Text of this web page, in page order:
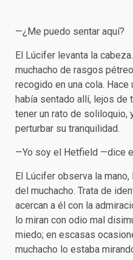
—¿Me puedo sentar aquí?
El Lúcifer levanta la
muchacho de rasgos
recogido en una cola.
había sentado allí, lejos de
tener un rato de soliloquio,
perturbar su tranquilidad.
—Yo soy el Hetfield —dice
El Lúcifer observa la
del muchacho. Trata de
acercan a él con la
lo miran con odio mal
miedo; en escasas
muchacho lo estaba